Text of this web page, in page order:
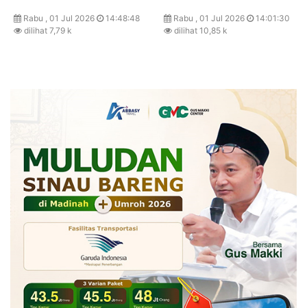
Rabu , 01 Jul 2026
14:48:48
dilihat 7,79 k
Rabu , 01 Jul 2026
14:01:30
dilihat 10,85 k